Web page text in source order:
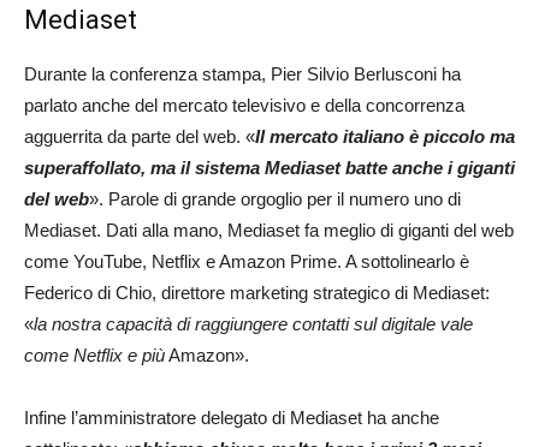
Mediaset
Durante la conferenza stampa, Pier Silvio Berlusconi ha
parlato anche del mercato televisivo e della concorrenza
agguerrita da parte del web. «Il mercato italiano è piccolo ma
superaffollato, ma il sistema Mediaset batte anche i giganti
del web». Parole di grande orgoglio per il numero uno di
Mediaset. Dati alla mano, Mediaset fa meglio di giganti del web
come YouTube, Netflix e Amazon Prime. A sottolinearlo è
Federico di Chio, direttore marketing strategico di Mediaset:
«la nostra capacità di raggiungere contatti sul digitale vale
come Netflix e piùAmazon».
Infine l’amministratore delegato di Mediaset ha anche